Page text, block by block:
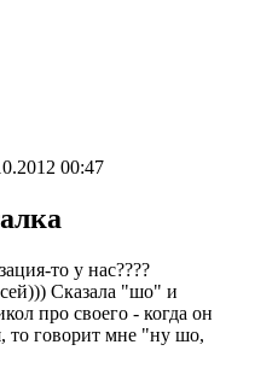
00:47
то у нас????
Сказала "шо" и
про своего - когда он
то говорит мне "ну шо,